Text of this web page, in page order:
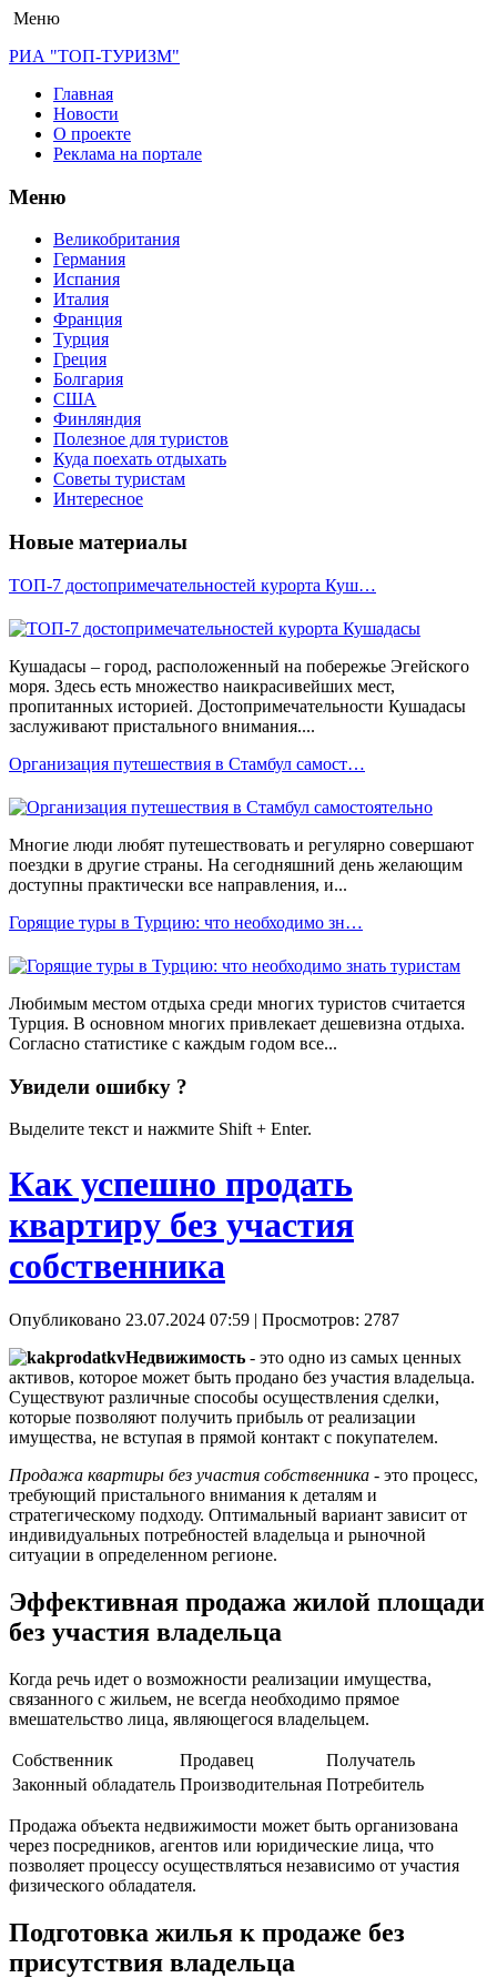
Меню
РИА "ТОП-ТУРИЗМ"
Главная
Новости
О проекте
Реклама на портале
Меню
Великобритания
Германия
Испания
Италия
Франция
Турция
Греция
Болгария
США
Финляндия
Полезное для туристов
Куда поехать отдыхать
Советы туристам
Интересное
Новые материалы
ТОП-7 достопримечательностей курорта Куш…
Кушадасы – город, расположенный на побережье Эгейского
моря. Здесь есть множество наикрасивейших мест,
пропитанных историей. Достопримечательности Кушадасы
заслуживают пристального внимания....
Организация путешествия в Стамбул самост…
Многие люди любят путешествовать и регулярно совершают
поездки в другие страны. На сегодняшний день желающим
доступны практически все направления, и...
Горящие туры в Турцию: что необходимо зн…
Любимым местом отдыха среди многих туристов считается
Турция. В основном многих привлекает дешевизна отдыха.
Согласно статистике с каждым годом все...
Увидели ошибку ?
Выделите текст и нажмите Shift + Enter.
Как успешно продать
квартиру без участия
собственника
Опубликовано 23.07.2024 07:59 | Просмотров: 2787
Недвижимость - это одно из самых ценных
активов, которое может быть продано без участия владельца.
Существуют различные способы осуществления сделки,
которые позволяют получить прибыль от реализации
имущества, не вступая в прямой контакт с покупателем.
Продажа квартиры без участия собственника - это процесс,
требующий пристального внимания к деталям и
стратегическому подходу. Оптимальный вариант зависит от
индивидуальных потребностей владельца и рыночной
ситуации в определенном регионе.
Эффективная продажа жилой площади
без участия владельца
Когда речь идет о возможности реализации имущества,
связанного с жильем, не всегда необходимо прямое
вмешательство лица, являющегося владельцем.
Собственник Продавец
Получатель
Законный обладатель Производительная Потребитель
Продажа объекта недвижимости может быть организована
через посредников, агентов или юридические лица, что
позволяет процессу осуществляться независимо от участия
физического обладателя.
Подготовка жилья к продаже без
присутствия владельца